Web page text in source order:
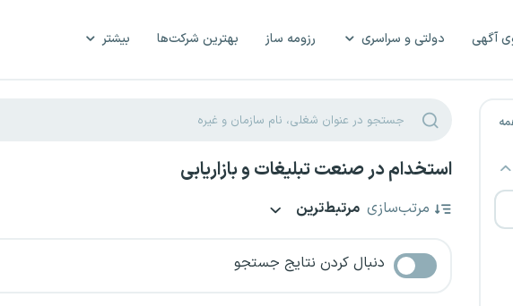
آگهی دولتی و سراسری رزومه ساز بهترین شرکت‌ها بیشتر
استخدام در صنعت تبلیغات و بازاریابی
مرتب‌سازی مرتبط‌ترین
دنبال کردن نتایج جستجو